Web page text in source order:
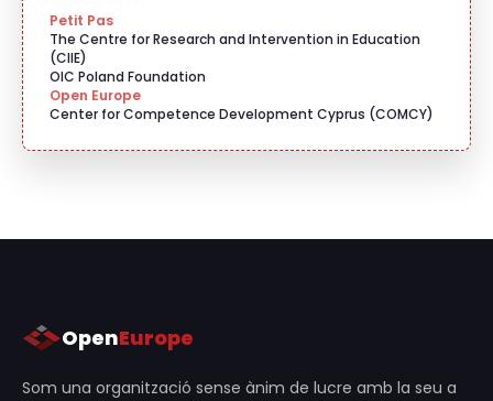
Petit Pas
The Centre for Research and Intervention in Education
(CIIE)
OIC Poland Foundation
Open Europe
Center for Competence Development Cyprus (COMCY)
OpenEurope
Som una organització sense ànim de lucre amb la seu a